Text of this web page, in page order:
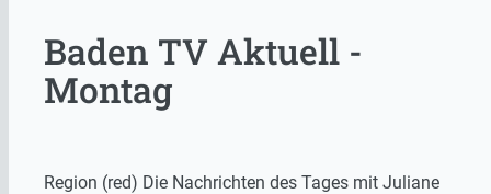
Baden TV Aktuell -
Montag
Region (red) Die Nachrichten des Tages mit Juliane